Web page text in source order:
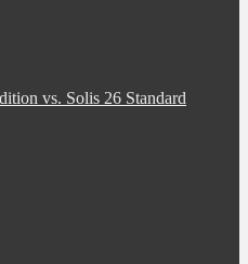
vs. Solis 26 Standard